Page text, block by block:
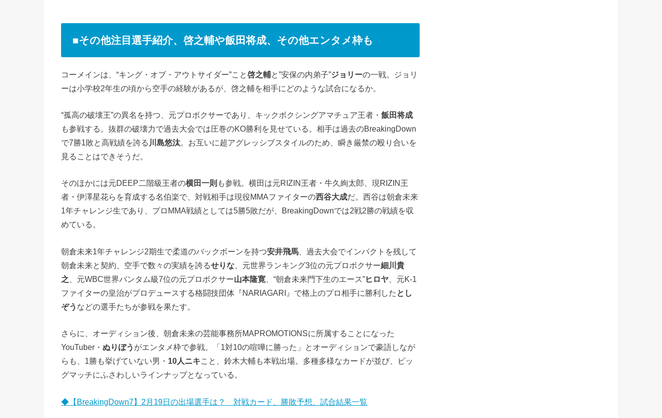
■その他注目選手紹介、啓之輔や飯田将成、その他エンタメ枠も
コーメインは、“キング・オブ・アウトサイダー”こと啓之輔と”安保の内弟子”ジョリーの一戦。ジョリ
ーは小学校2年生の頃から空手の経験があるが、啓之輔を相手にどのような試合になるか。
“孤高の破壊王”の異名を持つ、元プロボクサーであり、キックボクシングアマチュア王者・ 飯田将成
も参戦する。抜群の破壊力で過去大会では圧巻のKO勝利を見せている。相手は過去のBreakingDown
で7勝1敗と高戦績を誇る 川島悠汰。お互いに超アグレッシブスタイルのため、瞬き厳禁の殴り合いを
見ることはできそうだ。
そのほかには元DEEP二階級王者の横田一則 も参戦。横田は元RIZIN王者・牛久絢太郎、現RIZIN王
者・伊澤星花らを育成する名伯楽で、対戦相手は現役MMAファイターの西谷大成だ。西谷は朝倉未来
1年チャレンジ生であり、プロMMA戦績としては5勝5敗だが、BreakingDownでは2戦2勝の戦績を収
めている。
朝倉未来1年チャレンジ2期生で柔道のバックボーンを持つ安井飛馬 、過去大会でインパクトを残して
朝倉未来と契約、空手で数々の実績を誇るせりな 、元世界ランキング3位の元プロボクサー細川貴
之 、元WBC世界バンタム級7位の元プロボクサー山本隆寛 、“朝倉未来門下生のエース”ヒロヤ 、元K-1
ファイターの皇治がプロデュースする格闘技団体『NARIAGARI』で格上のプロ相手に勝利した とし
ぞう などの選手たちが参戦を果たす。
さらに、オーディション後、朝倉未来の芸能事務所MAPROMOTIONSに所属することになった
YouTuber・ ぬりぼう がエンタメ枠で参戦。「1対10の喧嘩に勝った」とオーディションで豪語しなが
らも、1勝も挙げていない男・ 10人ニキこと、鈴木大輔も本戦出場。多種多様なカードが並び、ビッ
グマッチにふさわしいラインナップとなっている。
◆【BreakingDown7】2月19日の出場選手は？ 対戦カード、勝敗予想、試合結果一覧